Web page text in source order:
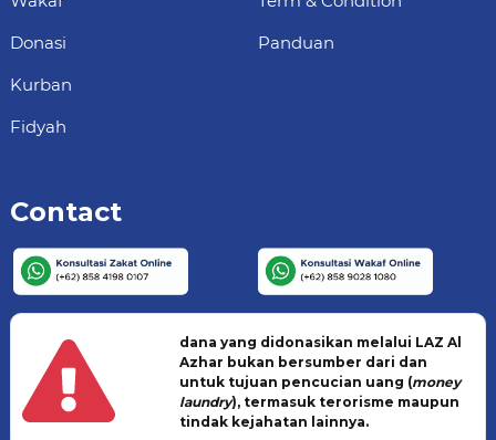
Donasi
Kurban
Fidyah
Panduan
Contact
dana yang didonasikan melalui LAZ Al
Azhar bukan bersumber dari dan
untuk tujuan pencucian uang (money
laundry), termasuk terorisme maupun
tindak kejahatan lainnya.